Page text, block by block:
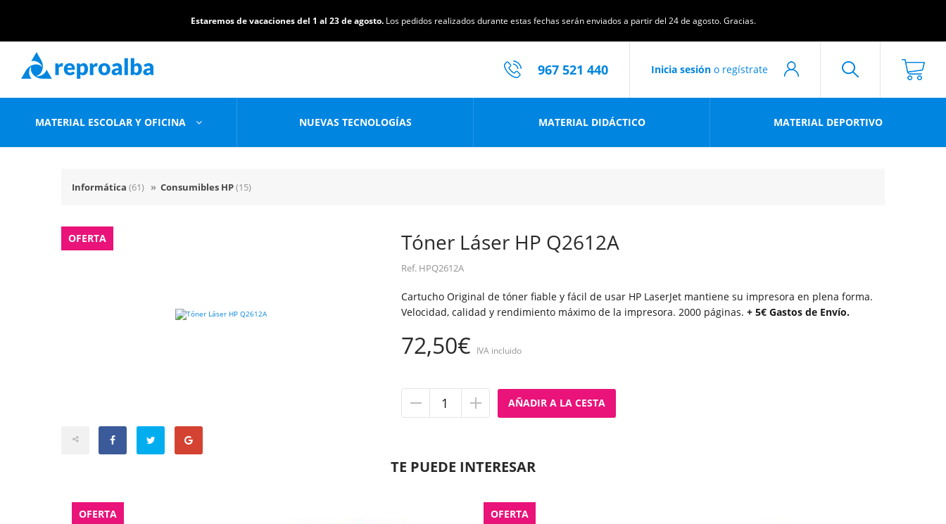
Estaremos de vacaciones del 1 al 23 de agosto. Los pedidos realizados durante estas fechas serán enviados a partir del 24 de agosto. Gracias.
Inicia sesión o regístrate
967 521 440
MATERIAL ESCOLAR Y OFICINA NUEVAS TECNOLOGÍAS MATERIAL DIDÁCTICO MATERIAL DEPORTIVO
Informática (61) » Consumibles HP(15)
OFERTA Tóner Láser HP Q2612A
Ref. HPQ2612A
Cartucho Original de tóner fiable y fácil de usar HP LaserJet mantiene su impresora en plena forma.
Velocidad, calidad y rendimiento máximo de la impresora. 2000 páginas. + 5€ Gastos de Envío.
72,50€ IVA incluido
TE PUEDE INTERESAR
OFERTA OFERTA